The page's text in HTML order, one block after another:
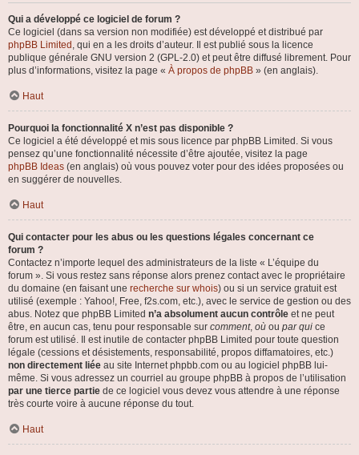
Qui a développé ce logiciel de forum ?
Ce logiciel (dans sa version non modifiée) est développé et distribué par
phpBB Limited , qui en a les droits d’auteur. Il est publié sous la licence
publique générale GNU version 2 (GPL-2.0) et peut être diffusé librement. Pour
plus d’informations, visitez la page « À propos de phpBB » (en anglais).
Haut
Pourquoi la fonctionnalité X n’est pas disponible ?
Ce logiciel a été développé et mis sous licence par phpBB Limited. Si vous
pensez qu’une fonctionnalité nécessite d’être ajoutée, visitez la page
phpBB Ideas (en anglais) où vous pouvez voter pour des idées proposées ou
en suggérer de nouvelles.
Haut
Qui contacter pour les abus ou les questions légales concernant ce
forum ?
Contactez n’importe lequel des administrateurs de la liste « L’équipe du
forum ». Si vous restez sans réponse alors prenez contact avec le propriétaire
du domaine (en faisant une recherche sur whois) ou si un service gratuit est
utilisé (exemple : Yahoo!, Free, f2s.com, etc.), avec le service de gestion ou des
abus. Notez que phpBB Limited n’a absolument aucun contrôle et ne peut
être, en aucun cas, tenu pour responsable sur comment, où ou par qui ce
forum est utilisé. Il est inutile de contacter phpBB Limited pour toute question
légale (cessions et désistements, responsabilité, propos diffamatoires, etc.)
non directement liée au site Internet phpbb.com ou au logiciel phpBB lui-
même. Si vous adressez un courriel au groupe phpBB à propos de l’utilisation
par une tierce partie de ce logiciel vous devez vous attendre à une réponse
très courte voire à aucune réponse du tout.
Haut